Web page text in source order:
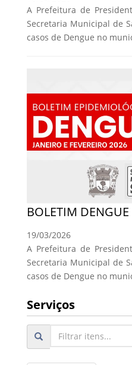
A Prefeitura de
Secretaria Municipal de
casos de Dengue no
BOLETIM DENGUE
19/03/2026
A Prefeitura de
Secretaria Municipal de
casos de Dengue no
Serviços